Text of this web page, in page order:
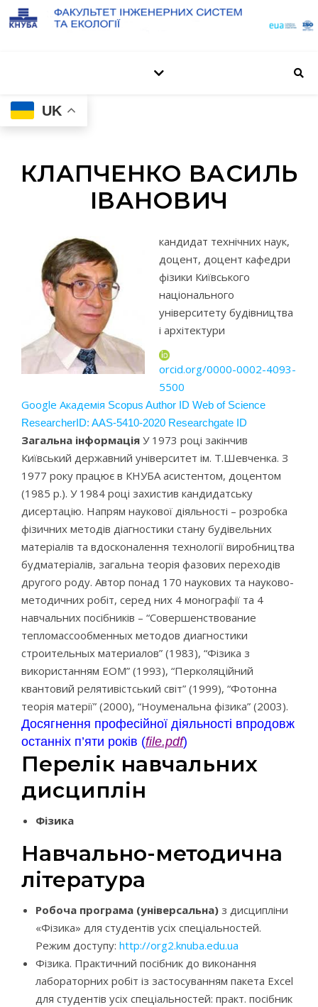
UK
КЛАПЧЕНКО ВАСИЛЬ
ІВАНОВИЧ
кандидат технічних наук,
доцент, доцент кафедри
фізики Київського
національного
університету будівництва
і архітектури
orcid.org/0000-0002-4093-
5500
Google Академія Scopus Author ID Web of Science
ResearcherID: AAS-5410-2020 Researchgate ID
Загальна інформація У 1973 році закінчив
Київський державний університет ім. Т.Шевченка. З
1977 року працює в КНУБА асистентом, доцентом
(1985 р.). У 1984 році захистив кандидатську
дисертацію. Напрям наукової діяльності – розробка
фізичних методів діагностики стану будівельних
матеріалів та вдосконалення технології виробництва
будматеріалів, загальна теорія фазових переходів
другого роду. Автор понад 170 наукових та науково-
методичних робіт, серед них 4 монографії та 4
навчальних посібників – “Совершенствование
тепломассообменных методов диагностики
строительных материалов” (1983), “Фізика з
використанням ЕОМ” (1993), “Перколяційний
квантовий релятивістський світ” (1999), “Фотонна
теорія матерії” (2000), “Ноуменальна фізика” (2003).
Досягнення професійної діяльності впродовж
останніх п’яти років (file.pdf)
Перелік навчальних
дисциплін
Фізика
Навчально-методична
література
Робоча програма (універсальна) з дисципліни
«Фізика» для студентів усіх спеціальностей.
Режим доступу: http://org2.knuba.edu.ua
Фізика. Практичний посібник до виконання
лабораторних робіт із застосуванням пакета Excel
для студентів усіх спеціальностей: практ. посібник